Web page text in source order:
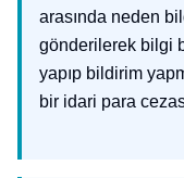
arasında neden
gönderilerek bilgi
yapıp bildirim
bir idari para